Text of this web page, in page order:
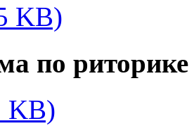
KB)
по риторике
KB)